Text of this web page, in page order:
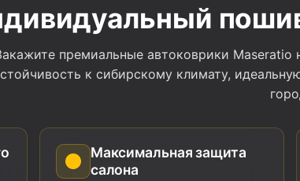
премиальные автоковрики
к сибирскому климату,
Максимальная защита
салона